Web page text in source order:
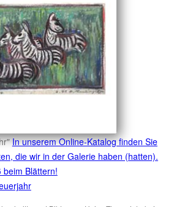
In unserem Online-Katalog finden Sie
die wir in der Galerie haben (hatten).
beim Blättern!